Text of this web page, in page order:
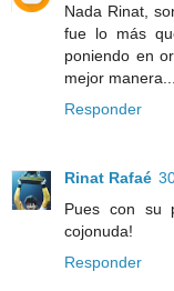
Nada Rinat,
fue lo más
poniendo en
mejor manera...
Responder
Rinat Rafaé
Pues con su
cojonuda!
Responder